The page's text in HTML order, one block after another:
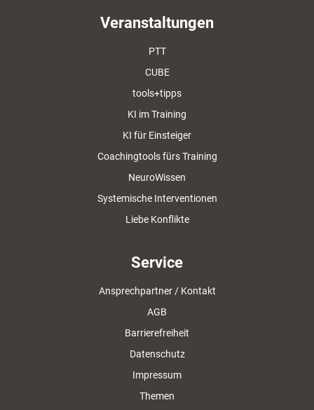
Veranstaltungen
PTT
CUBE
tools+tipps
KI im Training
KI für Einsteiger
Coachingtools fürs Training
NeuroWissen
Systemische Interventionen
Liebe Konflikte
Service
Ansprechpartner / Kontakt
AGB
Barrierefreiheit
Datenschutz
Impressum
Themen